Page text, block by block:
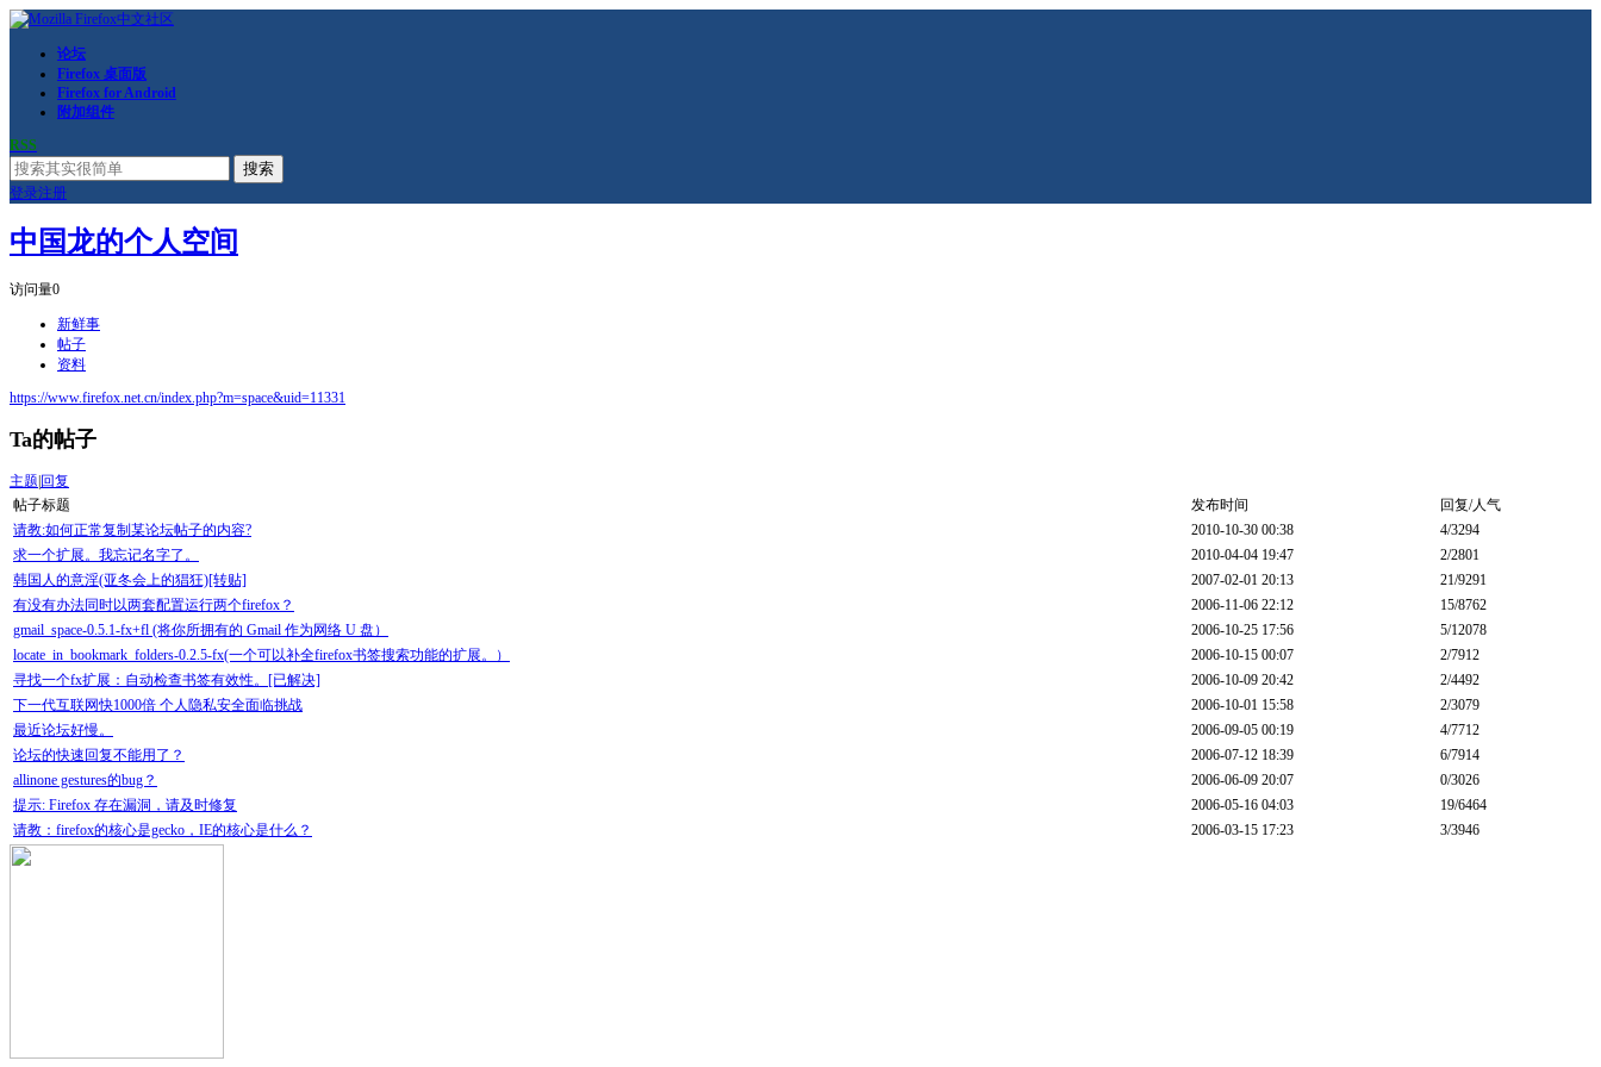
论坛
Firefox 桌面版
Firefox for Android
附加组件
RSS
搜索
登录注册
中国龙的个人空间
访问量0
新鲜事
帖子
资料
https://www.firefox.net.cn/index.php?m=space&uid=11331
Ta的帖子
主题 回复
帖子标题
发布时间
回复/人气
请教:如何正常复制某论坛帖子的内容?
2010-10-30 00:38 4/3294
求一个扩展。我忘记名字了。
2010-04-04 19:47 2/2801
韩国人的意淫(亚冬会上的猖狂)[转贴]
2007-02-01 20:13 21/9291
有没有办法同时以两套配置运行两个firefox？
2006-11-06 22:12 15/8762
gmail_space-0.5.1-fx+fl (将你所拥有的 Gmail 作为网络 U 盘）
2006-10-25 17:56 5/12078
locate_in_bookmark_folders-0.2.5-fx(一个可以补全firefox书签搜索功能的扩展。）
2006-10-15 00:07 2/7912
寻找一个fx扩展：自动检查书签有效性。[已解决]
2006-10-09 20:42 2/4492
下一代互联网快1000倍 个人隐私安全面临挑战
2006-10-01 15:58 2/3079
最近论坛好慢。
2006-09-05 00:19 4/7712
论坛的快速回复不能用了？
2006-07-12 18:39 6/7914
allinone gestures的bug？
2006-06-09 20:07 0/3026
提示: Firefox 存在漏洞，请及时修复
2006-05-16 04:03 19/6464
请教：firefox的核心是gecko，IE的核心是什么？
2006-03-15 17:23 3/3946